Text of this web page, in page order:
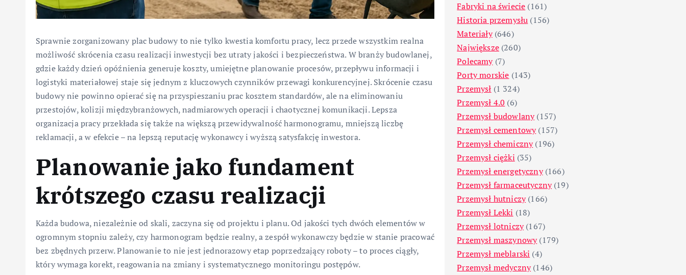
Sprawnie zorganizowany plac budowy to nie tylko kwestia komfortu pracy, lecz przede wszystkim realna
możliwość skrócenia czasu realizacji inwestycji bez utraty jakości i bezpieczeństwa. W branży budowlanej,
gdzie każdy dzień opóźnienia generuje koszty, umiejętne planowanie procesów, przepływu informacji i
logistyki materiałowej staje się jednym z kluczowych czynników przewagi konkurencyjnej. Skrócenie czasu
budowy nie powinno opierać się na przyspieszaniu prac kosztem standardów, ale na eliminowaniu
przestojów, kolizji międzybranżowych, nadmiarowych operacji i chaotycznej komunikacji. Lepsza
organizacja pracy przekłada się także na większą przewidywalność harmonogramu, mniejszą liczbę
reklamacji, a w efekcie – na lepszą reputację wykonawcy i wyższą satysfakcję inwestora.
Planowanie jako fundament
krótszego czasu realizacji
Każda budowa, niezależnie od skali, zaczyna się od projektu i planu. Od jakości tych dwóch elementów w
ogromnym stopniu zależy, czy harmonogram będzie realny, a zespół wykonawczy będzie w stanie pracować
bez zbędnych przerw. Planowanie to nie jest jednorazowy etap poprzedzający roboty – to proces ciągły,
który wymaga korekt, reagowania na zmiany i systematycznego monitoringu postępów.
Fabryki na świecie (161)
Historia przemysłu (156)
Materiały(646)
Największe(260)
Polecamy(7)
Porty morskie (143)
Przemysł (1 324)
Przemysł 4.0 (6)
Przemysł budowlany(157)
Przemysł cementowy(157)
Przemysł chemiczny(196)
Przemysł ciężki (35)
Przemysł energetyczny(166)
Przemysł farmaceutyczny(19)
Przemysł hutniczy(166)
Przemysł Lekki (18)
Przemysł lotniczy(167)
Przemysł maszynowy(179)
Przemysł meblarski (4)
Przemysł medyczny(146)